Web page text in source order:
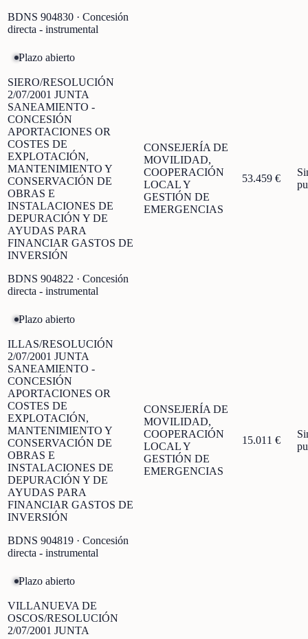
BDNS 904830 · Concesión
directa - instrumental
Plazo abierto
SIERO/RESOLUCIÓN
2/07/2001 JUNTA
SANEAMIENTO -
CONCESIÓN
APORTACIONES OR
COSTES DE
EXPLOTACIÓN,
MANTENIMIENTO Y
CONSERVACIÓN DE
OBRAS E
INSTALACIONES DE
DEPURACIÓN Y DE
AYUDAS PARA
FINANCIAR GASTOS DE
INVERSIÓN
BDNS 904822 · Concesión
directa - instrumental
CONSEJERÍA DE
MOVILIDAD,
COOPERACIÓN
LOCAL Y
GESTIÓN DE
EMERGENCIAS
53.459 €
Plazo abierto
ILLAS/RESOLUCIÓN
2/07/2001 JUNTA
SANEAMIENTO -
CONCESIÓN
APORTACIONES OR
COSTES DE
EXPLOTACIÓN,
MANTENIMIENTO Y
CONSERVACIÓN DE
OBRAS E
INSTALACIONES DE
DEPURACIÓN Y DE
AYUDAS PARA
FINANCIAR GASTOS DE
INVERSIÓN
BDNS 904819 · Concesión
directa - instrumental
CONSEJERÍA DE
MOVILIDAD,
COOPERACIÓN
LOCAL Y
GESTIÓN DE
EMERGENCIAS
15.011 €
Plazo abierto
VILLANUEVA DE
OSCOS/RESOLUCIÓN
2/07/2001 JUNTA